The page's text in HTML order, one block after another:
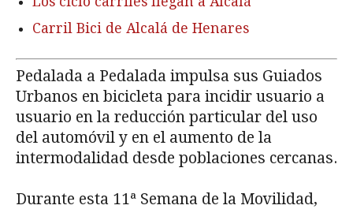
Carril Bici de Alcalá de Henares
Pedalada a Pedalada impulsa sus Guiados
Urbanos en bicicleta para incidir usuario a
usuario en la reducción particular del uso
del automóvil y en el aumento de la
intermodalidad desde poblaciones cercanas.
Durante esta 11ª Semana de la Movilidad,